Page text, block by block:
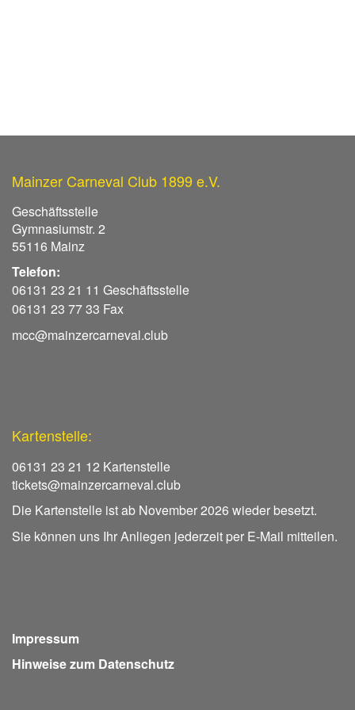
Mainzer Carneval Club 1899 e.V.
Geschäftsstelle
Gymnasiumstr. 2
55116 Mainz
Telefon:
06131 23 21 11 Geschäftsstelle
06131 23 77 33 Fax
mcc@mainzercarneval.club
Kartenstelle:
06131 23 21 12 Kartenstelle
tickets@mainzercarneval.club
Die Kartenstelle ist ab November 2026 wieder besetzt.
Sie können uns Ihr Anliegen jederzeit per E-Mail mitteilen.
Impressum
Hinweise zum Datenschutz